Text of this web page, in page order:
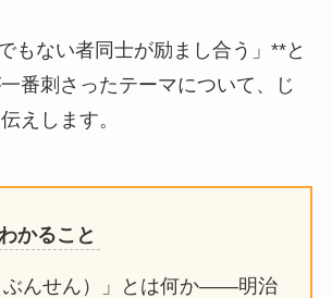
もない者同士が励まし合う」**と
番刺さったテーマについて、じ
えします。
かること
ぶんせん）」とは何か——明治